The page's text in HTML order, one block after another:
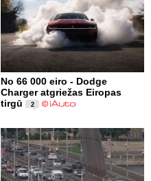
No 66 000 eiro - Dodge
Charger atgriežas Eiropas
tirgū
2